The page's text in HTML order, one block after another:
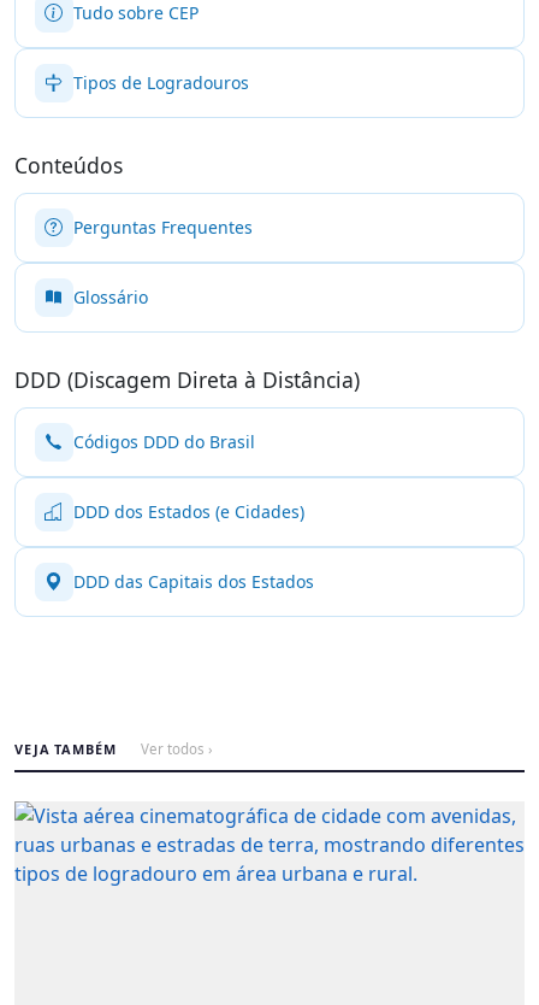
Tudo sobre CEP
Tipos de Logradouros
Conteúdos
Perguntas Frequentes
Glossário
DDD (Discagem Direta à Distância)
Códigos DDD do Brasil
DDD dos Estados (e Cidades)
DDD das Capitais dos Estados
VEJA TAMBÉM Ver todos ›